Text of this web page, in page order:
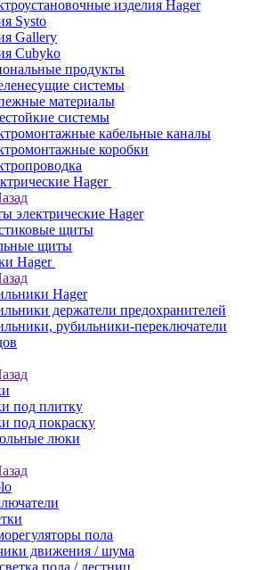
изделия Hager
Systo
Gallery
Cubyko
продукты
системы
материалы
системы
кабельные каналы
коробки
Hager
электрические Hager
щиты
щиты
Hager
Hager
держатели предохранителей
рубильники-переключатели
под плитку
под покраску
люки
пола
движения / шума
пола / лестниц